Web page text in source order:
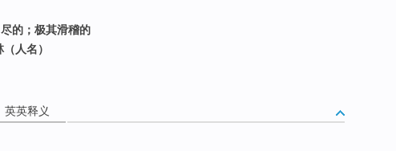
的；极其滑稽的
人名）
英英释义